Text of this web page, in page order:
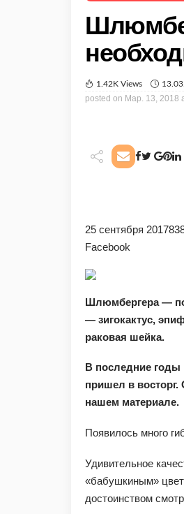
1.42K Views
posted on Мар. 13, 2018
25 сентября
Facebook
Шлюмбергера —
— зигокактус,
раковая шейка.
В последние годы
пришел в восторг.
нашем материале.
Появилось много
Удивительное
«бабушкиным»
достоинством